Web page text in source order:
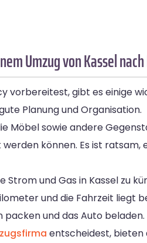
Umzug von Kassel
vorbereitest, gibt es einige
Planung und Organisation.
Möbel sowie andere
können. Es ist
Strom und Gas in Kassel zu
und die Fahrzeit liegt
packen und das Auto
entscheidest, bieten